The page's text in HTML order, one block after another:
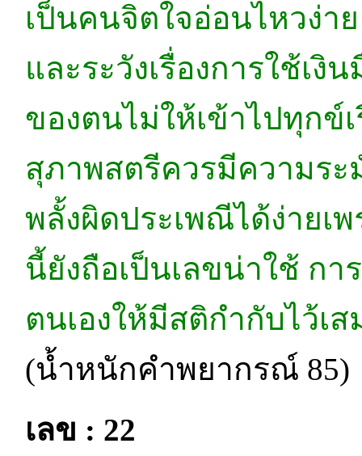
เป็นคนจิตใจอ่อนไหวง่า
และระวังเรื่องการใช้เงิ
ของตนไม่ให้เข้าไปทุกข์
สุภาพสตรีควรมีความระ
พลั้งผิดประเพณีได้ง่ายเ
นี้ยังถือเป็นเลขน่าใช้ กา
ตนเองให้มีสติกำกับไว้เ
(น้ำหนักคำพยากรณ์ 85)
เลข : 22